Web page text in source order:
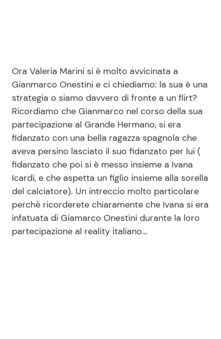
Ora Valeria Marini si è molto avvicinata a
Gianmarco Onestini e ci chiediamo: la sua è una
strategia o siamo davvero di fronte a un flirt?
Ricordiamo che Gianmarco nel corso della sua
partecipazione al Grande Hermano, si era
fidanzato con una bella ragazza spagnola che
aveva persino lasciato il suo fidanzato per lui (
fidanzato che poi si è messo insieme a Ivana
Icardi, e che aspetta un figlio insieme alla sorella
del calciatore). Un intreccio molto particolare
perchè ricorderete chiaramente che Ivana si era
infatuata di Giamarco Onestini durante la loro
partecipazione al reality italiano…